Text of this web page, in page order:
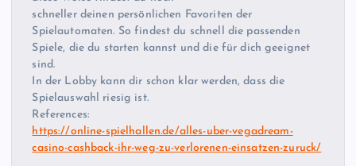
schneller deinen persönlichen Favoriten der
Spielautomaten. So findest du schnell die passenden
Spiele, die du starten kannst und die für dich geeignet
sind.
In der Lobby kann dir schon klar werden, dass die
Spielauswahl riesig ist.
References:
https://online-spielhallen.de/alles-uber-vegadream-
casino-cashback-ihr-weg-zu-verlorenen-einsatzen-zuruck/